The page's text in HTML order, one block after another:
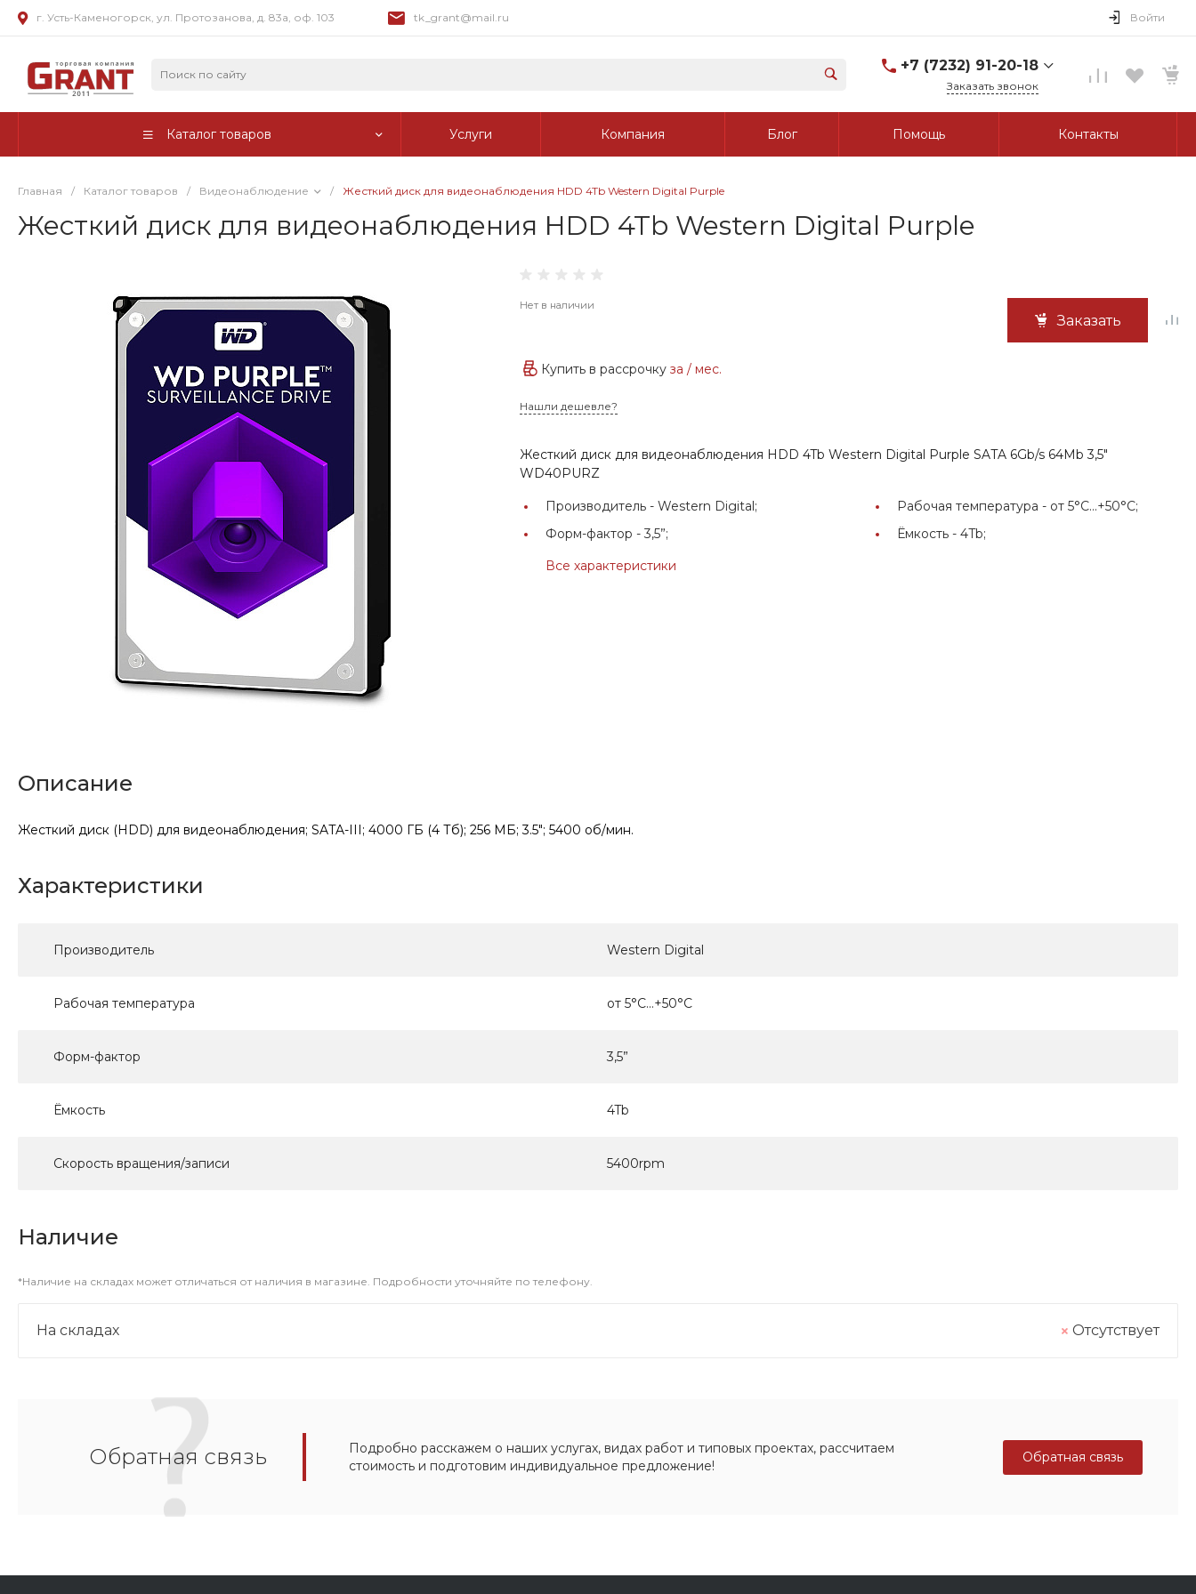
г. Усть-Каменогорск, ул. Протозанова, д. 83а, оф. 103 tk_grant@mail.ru Войти
+7 (7232) 91-20-18
г. Усть-Каменогорск, ул.
Заказать звонок
Каталог товаров Услуги Компания Блог Помощь Контакты
Главная / Каталог товаров / Видеонаблюдение / Жесткий диск для видеонаблюдения HDD 4Tb Western Digital Purple
Жесткий диск для видеонаблюдения HDD 4Tb Western Digital Purple
Нет в наличии
Заказать
Купить в рассрочкуза/ мес.
Нашли дешевле?
Жесткий диск для видеонаблюдения HDD 4Tb Western Digital Purple SATA 6Gb/s 64Mb 3,5"
WD40PURZ
Производитель -Western Digital; Рабочая температура - от 5°C...+50°C;
Форм-фактор -3,5”; Ёмкость -4Tb;
Все характеристики
Описание
Жесткий диск (HDD) для видеонаблюдения; SATA-III; 4000 ГБ (4 Тб); 256 МБ; 3.5"; 5400 об/мин.
Характеристики
Производитель Western Digital
Рабочая температура от 5°C...+50°C
Форм-фактор 3,5”
Ёмкость 4Tb
Скорость вращения/записи 5400rpm
Наличие
*Наличие на складах может отличаться от наличия в магазине. Подробности уточняйте по телефону.
На складах Отсутствует
Обратная связь
Подробно расскажем о наших услугах, видах работ и типовых проектах, рассчитаем
стоимость и подготовим индивидуальное предложение!
Обратная связь